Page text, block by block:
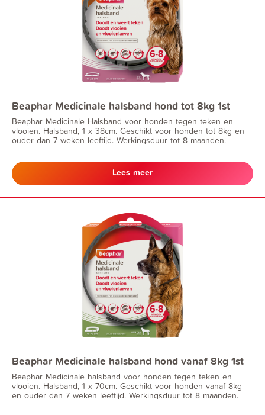
Beaphar Medicinale halsband hond tot 8kg 1st
Beaphar Medicinale Halsband voor honden tegen teken en
vlooien. Halsband, 1 x 38cm. Geschikt voor honden tot 8kg en
ouder dan 7 weken leeftijd. Werkingsduur tot 8 maanden.
Lees meer
Beaphar Medicinale halsband hond vanaf 8kg 1st
Beaphar Medicinale halsband voor honden tegen teken en
vlooien. Halsband, 1 x 70cm. Geschikt voor honden vanaf 8kg
en ouder dan 7 weken leeftijd. Werkingsduur tot 8 maanden.